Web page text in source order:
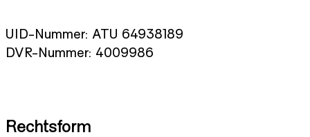
UID-Nummer: ATU 64938189
DVR-Nummer: 4009986
Rechtsform